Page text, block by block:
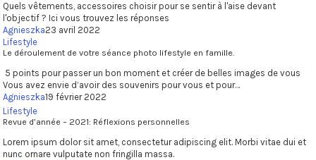
Hit enter to search or ESC to close
Quels vêtements, accessoires choisir pour se sentir à l'aise devant
l'objectif ? Ici vous trouvez les réponses
Agnieszka23 avril 2022
Lifestyle
Le déroulement de votre séance photo lifestyle en famille.
5 points pour passer un bon moment et créer de belles images de vous
Vous avez envie d’avoir des souvenirs pour vous et pour…
Agnieszka19 février 2022
Lifestyle
Revue d’année – 2021: Réflexions personnelles
Lorem ipsum dolor sit amet, consectetur adipiscing elit. Morbi vitae dui et
nunc ornare vulputate non fringilla massa.